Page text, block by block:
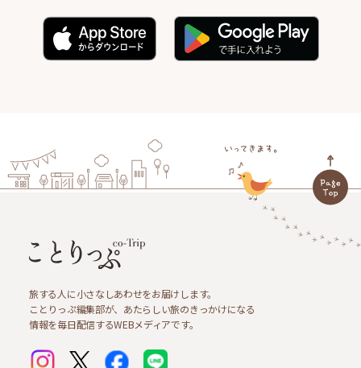
旅する人に小さなしあわせをお届けします。
ことりっぷ編集部が、あたらしい旅のきっかけになる
情報を毎日配信するWEBメディアです。